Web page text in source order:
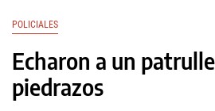
POLICIALES
Echaron a un
piedrazos